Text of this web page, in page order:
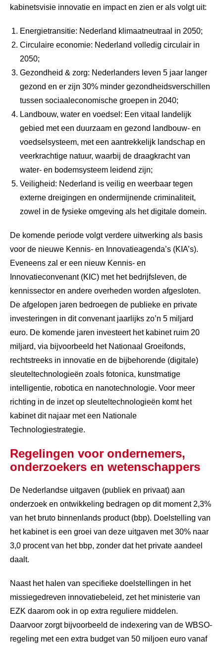
kabinetsvisie innovatie en impact en zien er als volgt uit:
Energietransitie: Nederland klimaatneutraal in 2050;
Circulaire economie: Nederland volledig circulair in
2050;
Gezondheid & zorg: Nederlanders leven 5 jaar langer
gezond en er zijn 30% minder gezondheidsverschillen
tussen sociaaleconomische groepen in 2040;
Landbouw, water en voedsel: Een vitaal landelijk
gebied met een duurzaam en gezond landbouw- en
voedselsysteem, met een aantrekkelijk landschap en
veerkrachtige natuur, waarbij de draagkracht van
water- en bodemsysteem leidend zijn;
Veiligheid: Nederland is veilig en weerbaar tegen
externe dreigingen en ondermijnende criminaliteit,
zowel in de fysieke omgeving als het digitale domein.
De komende periode volgt verdere uitwerking als basis
voor de nieuwe Kennis- en Innovatieagenda’s (KIA’s).
Eveneens zal er een nieuw Kennis- en
Innovatieconvenant (KIC) met het bedrijfsleven, de
kennissector en andere overheden worden afgesloten.
De afgelopen jaren bedroegen de publieke en private
investeringen in dit convenant jaarlijks zo’n 5 miljard
euro. De komende jaren investeert het kabinet ruim 20
miljard, via bijvoorbeeld het Nationaal Groeifonds,
rechtstreeks in innovatie en de bijbehorende (digitale)
sleuteltechnologieën zoals fotonica, kunstmatige
intelligentie, robotica en nanotechnologie. Voor meer
richting in de inzet op sleuteltechnologieën komt het
kabinet dit najaar met een Nationale
Technologiestrategie.
Regelingen voor ondernemers,
onderzoekers en wetenschappers
De Nederlandse uitgaven (publiek en privaat) aan
onderzoek en ontwikkeling bedragen op dit moment 2,3%
van het bruto binnenlands product (bbp). Doelstelling van
het kabinet is een groei van deze uitgaven met 30% naar
3,0 procent van het bbp, zonder dat het private aandeel
daalt.
Naast het halen van specifieke doelstellingen in het
missiegedreven innovatiebeleid, zet het ministerie van
EZK daarom ook in op extra reguliere middelen.
Daarvoor zorgt bijvoorbeeld de indexering van de WBSO-
regeling met een extra budget van 50 miljoen euro vanaf